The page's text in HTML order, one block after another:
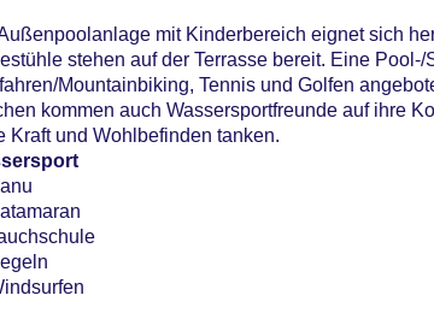
mit Kinderbereich eignet sich
stehen auf der Terrasse bereit. Eine
Mountainbiking, Tennis und Golfen
kommen auch Wassersportfreunde auf ihre
Kraft und Wohlbefinden tanken.